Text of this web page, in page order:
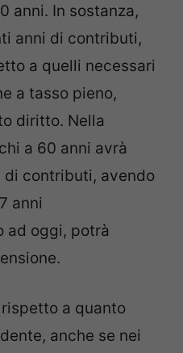
anni. In sostanza,
anni di contributi,
a quelli necessari
a tasso pieno,
diritto. Nella
a 60 anni avrà
contributi, avendo
anni
ad oggi, potrà
a quanto
anche se nei